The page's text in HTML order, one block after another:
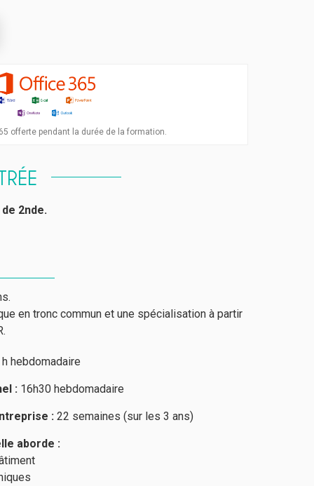
offerte pendant la durée de la formation.
2nde.
en tronc commun et une spécialisation à partir
hebdomadaire
:16h30 hebdomadaire
:22 semaines (sur les 3 ans)
aborde :